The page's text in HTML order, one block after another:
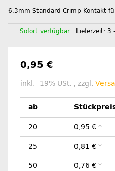
6,3mm Standard Crimp-Kontakt
Sofort verfügbar Lieferzeit: 3
0,95 €
inkl. 19% USt. , zzgl.
ab
20 0,95 € *
25 0,81 € *
50 0,76 € *